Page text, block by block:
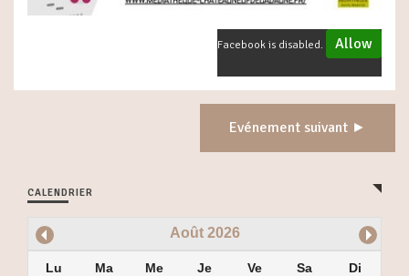
Facebook is disabled. Allow
Evénement suivant ►
CALENDRIER
Août 2026
Lu Ma Me Je Ve Sa Di